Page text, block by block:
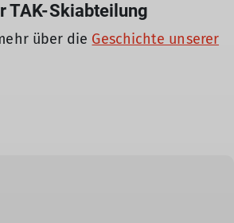
TAK-Skiabteilung
über die Geschichte unserer